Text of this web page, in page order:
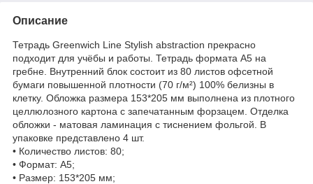
Описание
Тетрадь Greenwich Line Stylish abstraction прекрасно
подходит для учёбы и работы. Тетрадь формата А5 на
гребне. Внутренний блок состоит из 80 листов офсетной
бумаги повышенной плотности (70 г/м²) 100% белизны в
клетку. Обложка размера 153*205 мм выполнена из плотного
целлюлозного картона с запечатанным форзацем. Отделка
обложки - матовая ламинация с тиснением фольгой. В
упаковке представлено 4 шт.
• Количество листов: 80;
• Формат: А5;
• Размер: 153*205 мм;